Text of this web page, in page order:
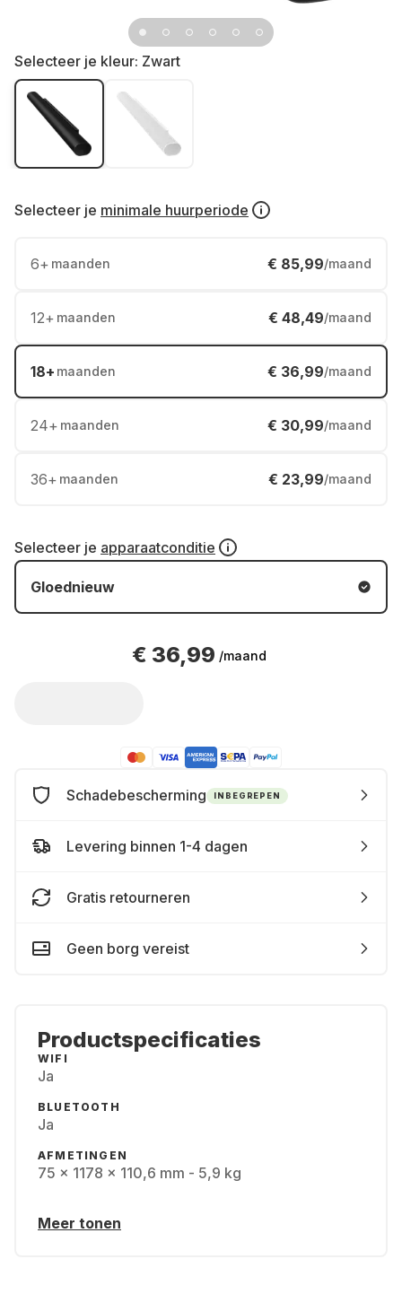
Selecteer je kleur: Zwart
Selecteer je minimale huurperiode
6+ maanden € 85,99/maand
12+ maanden € 48,49/maand
18+ maanden € 36,99/maand
24+ maanden € 30,99/maand
36+ maanden € 23,99/maand
Selecteer je apparaatconditie
Gloednieuw
€ 36,99 /maand
Schadebescherming INBEGREPEN
Levering binnen 1-4 dagen
Gratis retourneren
Geen borg vereist
Productspecificaties
WIFI
Ja
BLUETOOTH
Ja
AFMETINGEN
75 x 1178 x 110,6 mm - 5,9 kg
Meer tonen